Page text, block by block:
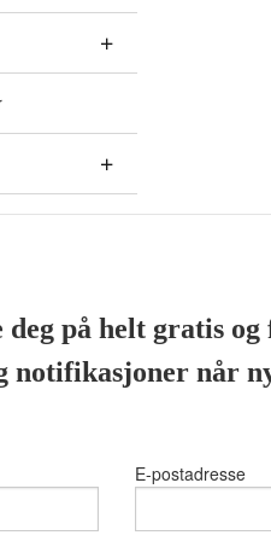
på helt gratis og
notifikasjoner når
E-postadresse